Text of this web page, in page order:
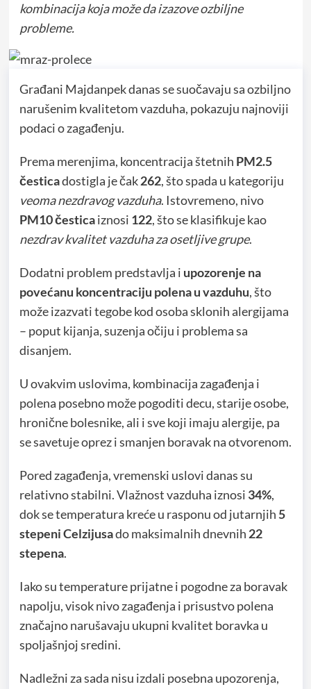
kombinacija koja može da izazove ozbiljne
probleme.
Građani Majdanpek danas se suočavaju sa ozbiljno
narušenim kvalitetom vazduha, pokazuju najnoviji
podaci o zagađenju.
Prema merenjima, koncentracija štetnih PM2.5
česticadostigla je čak262, što spada u kategoriju
veoma nezdravog vazduha. Istovremeno, nivo
PM10 česticaiznosi 122, što se klasifikuje kao
nezdrav kvalitet vazduha za osetljive grupe.
Dodatni problem predstavlja i upozorenje na
povećanu koncentraciju polena u vazduhu, što
može izazvati tegobe kod osoba sklonih alergijama
– poput kijanja, suzenja očiju i problema sa
disanjem.
U ovakvim uslovima, kombinacija zagađenja i
polena posebno može pogoditi decu, starije osobe,
hronične bolesnike, ali i sve koji imaju alergije, pa
se savetuje oprez i smanjen boravak na otvorenom.
Pored zagađenja, vremenski uslovi danas su
relativno stabilni. Vlažnost vazduha iznosi 34%,
dok se temperatura kreće u rasponu od jutarnjih 5
stepeni Celzijusado maksimalnih dnevnih22
stepena.
Iako su temperature prijatne i pogodne za boravak
napolju, visok nivo zagađenja i prisustvo polena
značajno narušavaju ukupni kvalitet boravka u
spoljašnjoj sredini.
Nadležni za sada nisu izdali posebna upozorenja,